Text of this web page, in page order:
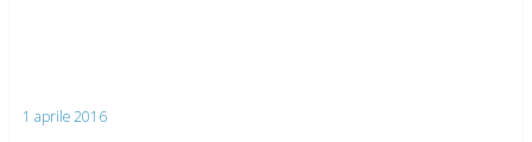
1 aprile 2016